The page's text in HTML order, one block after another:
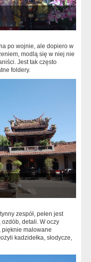
po wojnie, ale dopiero w
modlą się w niej nie
Jest tak często
foldery.
zespół, pełen jest
ozdób, detali. W oczy
pięknie malowane
kadzidełka, słodycze,